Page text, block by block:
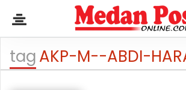
tagAKP-M--ABDI-